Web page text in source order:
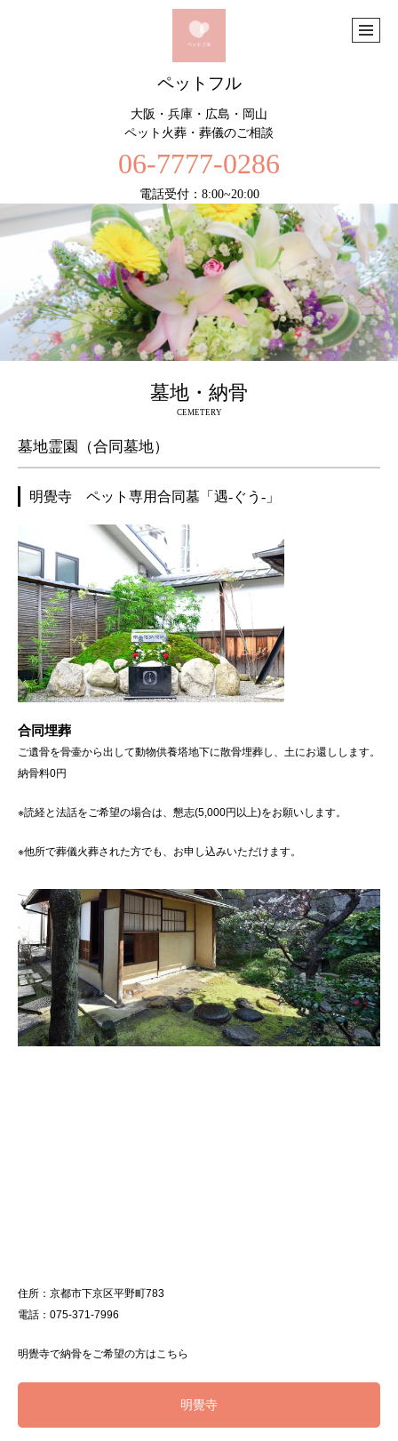
ペットフル
大阪・兵庫・広島・岡山
ペット火葬・葬儀のご相談
06-7777-0286
電話受付：8:00~20:00
墓地・納骨
CEMETERY
墓地霊園（合同墓地）
明覺寺 ペット専用合同墓「遇-ぐう-」
合同埋葬
ご遺骨を骨壷から出して動物供養塔地下に散骨埋葬し、土にお還しします。
納骨料0円
※読経と法話をご希望の場合は、懇志(5,000円以上)をお願いします。
※他所で葬儀火葬された方でも、お申し込みいただけます。
住所：京都市下京区平野町783
電話：075-371-7996
明覺寺で納骨をご希望の方はこちら
明覺寺